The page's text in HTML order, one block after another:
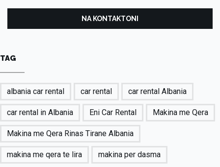
NA KONTAKTONI
TAG
albania car rental car rental car rental Albania
car rental in Albania Eni Car Rental Makina me Qera
Makina me Qera Rinas Tirane Albania
makina me qera te lira makina per dasma